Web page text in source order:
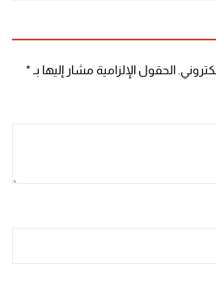
الحقول الإلزامية مشار إليها بـ *